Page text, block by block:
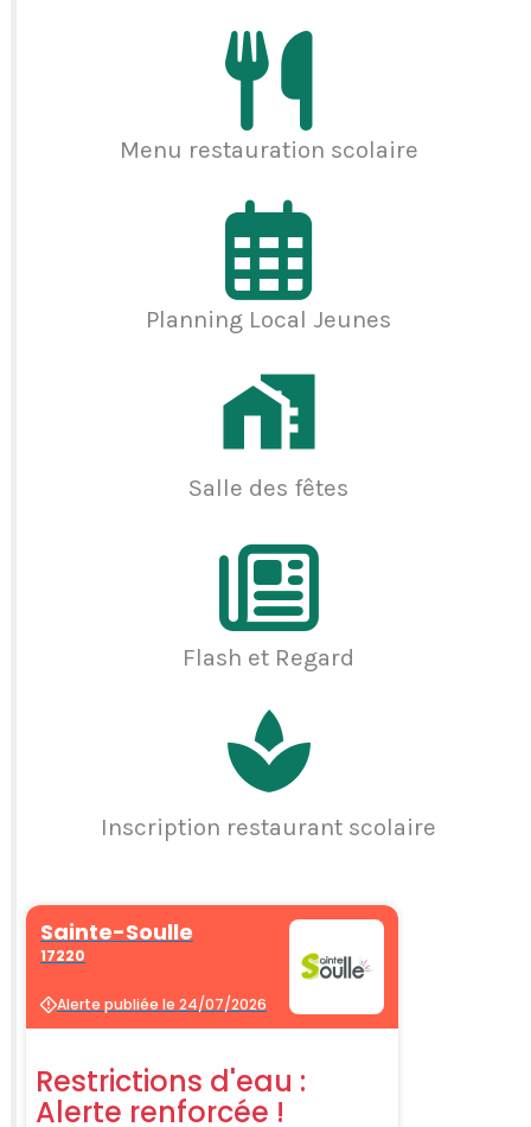
Menu restauration scolaire
Planning Local Jeunes
Salle des fêtes
Flash et Regard
Inscription restaurant scolaire